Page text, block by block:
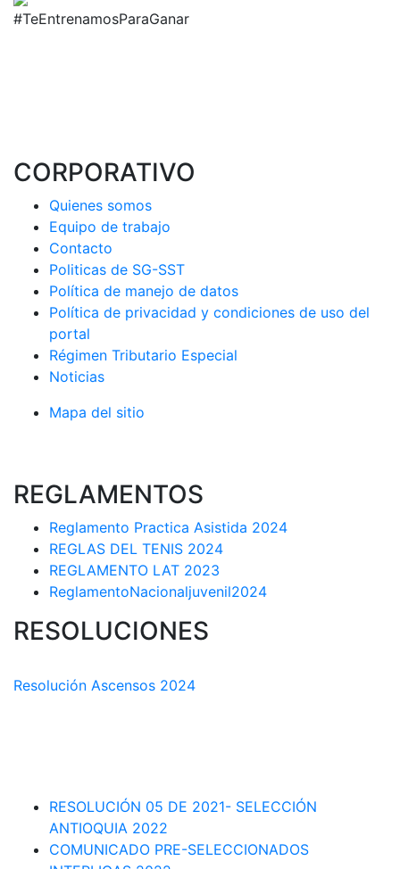
#TeEntrenamosParaGanar
CORPORATIVO
Quienes somos
Equipo de trabajo
Contacto
Politicas de SG-SST
Política de manejo de datos
Política de privacidad y condiciones de uso del
portal
Régimen Tributario Especial
Noticias
Mapa del sitio
REGLAMENTOS
Reglamento Practica Asistida 2024
REGLAS DEL TENIS 2024
REGLAMENTO LAT 2023
ReglamentoNacionaljuvenil2024
RESOLUCIONES
Resolución Ascensos 2024
RESOLUCIÓN 05 DE 2021- SELECCIÓN
ANTIOQUIA 2022
COMUNICADO PRE-SELECCIONADOS